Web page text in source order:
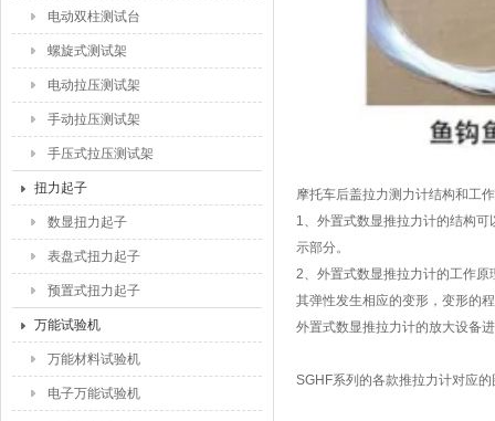
电动双柱测试台
螺旋式测试架
电动拉压测试架
手动拉压测试架
手压式拉压测试架
扭力起子
数显扭力起子
表盘式扭力起子
预置式扭力起子
万能试验机
万能材料试验机
电子万能试验机
摩托车后盖拉力测力计结构和工
1、外置式数显推拉力计的结构
示部分。
2、外置式数显推拉力计的工作
其弹性发生相应的变形，变形的
外置式数显推拉力计的放大设备
SGHF系列的各款推拉力计对应